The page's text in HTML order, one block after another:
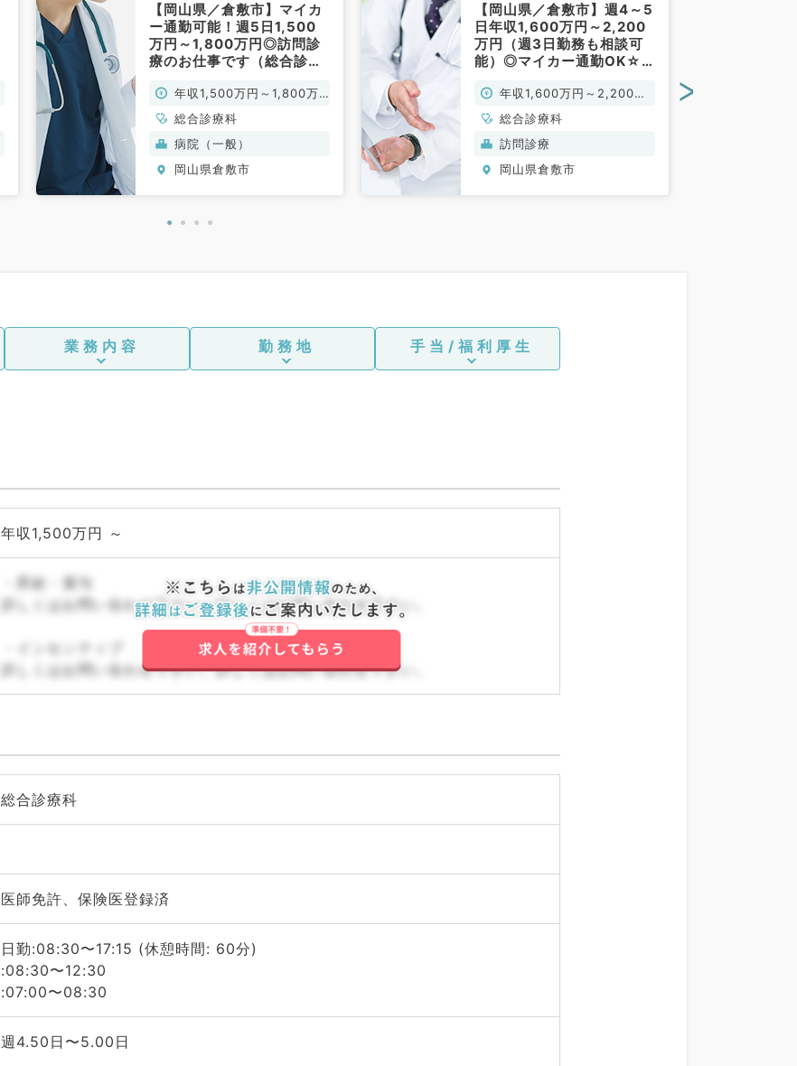
【岡山県／倉敷市】マイカ
ー通勤可能！週5日1,500
万円～1,800万円◎訪問診
療のお仕事です（総合診療
年収1,500万円～1,800万
円
総合診療科
病院（一般）
岡山県倉敷市
【岡山県／倉敷市】週4～5
日年収1,600万円～2,200
万円（週3日勤務も相談可
能）◎マイカー通勤OK☆
合診療科／常勤）
年収1,600万円～2,200万
円
総合診療科
訪問診療
岡山県倉敷市
>
業務内容 勤務地 手当/福利厚生
年収1,500万円 ～
・昇給・賞与
詳しくはお問い合わせ下さい。詳しくはお問い合わせ下さい。
・インセンティブ
詳しくはお問い合わせ下さい。詳しくはお問い合わせ下さい。
総合診療科
医師免許、保険医登録済
日勤:08:30〜17:15 (休憩時間: 60分)
:08:30〜12:30
:07:00〜08:30
週4.50日〜5.00日